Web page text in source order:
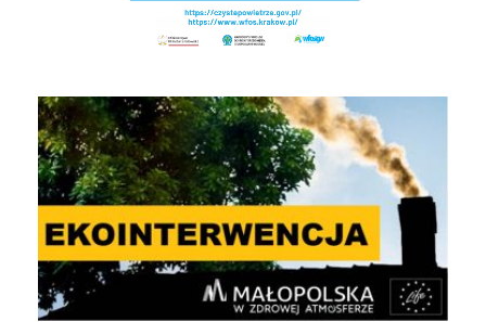
EKOINTERWENCJA